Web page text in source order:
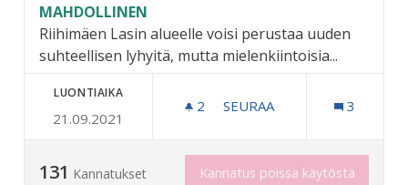
MAHDOLLINEN
Riihimäen Lasin alueelle voisi perustaa uuden
suhteellisen lyhyitä, mutta mielenkiintoisia...
LUONTIAIKA
21.09.2021
2 2 SEURAAJAA
SEURAA 3
131 Kannatukset Kannatus poissa käytöstä